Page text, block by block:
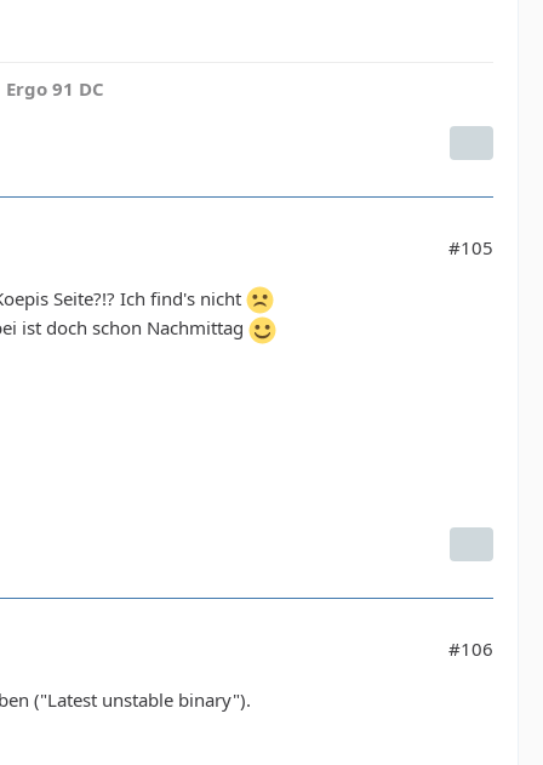
91 DC
#105
Seite?!? Ich find's nicht
ist doch schon Nachmittag
#106
("Latest unstable binary").